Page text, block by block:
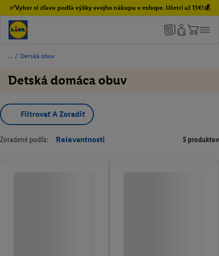
✅Vyber si zľavu podľa výšky svojho nákupu v eshope. Ušetri až 15€!💰
/ Detská obuv
Detská domáca obuv
Filtrovať A Zoradiť
Zoradené podľa: Relevantnosti 5 produktov